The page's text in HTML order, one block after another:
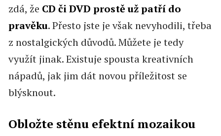
zdá, že CD či DVD prostě už patří do
pravěku. Přesto jste je však nevyhodili, třeba
z nostalgických důvodů. Můžete je tedy
využít jinak. Existuje spousta kreativních
nápadů, jak jim dát novou příležitost se
blýsknout.
Obložte stěnu efektní mozaikou